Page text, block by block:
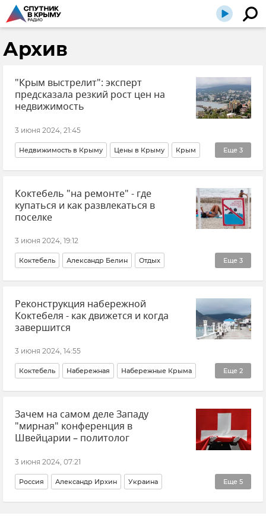
Архив
"Крым выстрелит": эксперт
предсказала резкий рост цен на
недвижимость
3 июня 2024, 21:45
Еще 3
Недвижимость в Крыму Цены в Крыму Крым
Новости Новости Крыма Мнения
Коктебель "на ремонте" - где
купаться и как развлекаться в
поселке
3 июня 2024, 19:12
Еще 3
Коктебель Александр Белин Отдых
Отдых в Крыму Пляжи Крыма Новости Крыма
Реконструкция набережной
Коктебеля - как движется и когда
завершится
3 июня 2024, 14:55
Еще 2
Коктебель Набережная Набережные Крыма
Крым Новости Крыма
Зачем на самом деле Западу
"мирная" конференция в
Швейцарии – политолог
3 июня 2024, 07:21
Еще 5
Россия Александр Ирхин Украина
Швейцария Новости Мнения Политика